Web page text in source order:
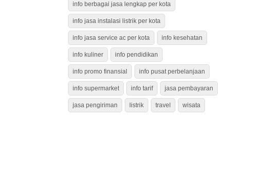
info berbagai jasa lengkap per kota
info jasa instalasi listrik per kota
info jasa service ac per kota info kesehatan
info kuliner info pendidikan
info promo finansial info pusat perbelanjaan
info supermarket info tarif jasa pembayaran
jasa pengiriman listrik travel wisata